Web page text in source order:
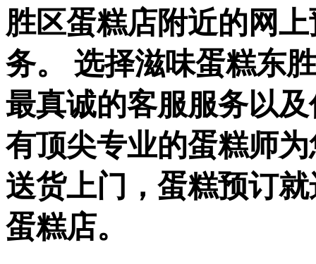
胜区蛋糕店附近的网
务。 选择滋味蛋糕东
最真诚的客服服务以
有顶尖专业的蛋糕师
送货上门，蛋糕预订
蛋糕店。